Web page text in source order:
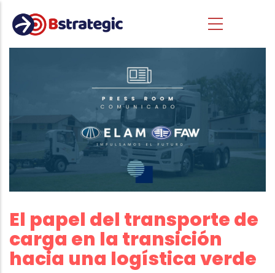
El papel del transporte de
carga en la transición
hacia una logística verde